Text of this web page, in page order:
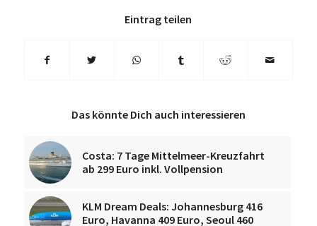
Eintrag teilen
Das könnte Dich auch interessieren
Costa: 7 Tage Mittelmeer-Kreuzfahrt
ab 299 Euro inkl. Vollpension
KLM Dream Deals: Johannesburg 416
Euro, Havanna 409 Euro, Seoul 460